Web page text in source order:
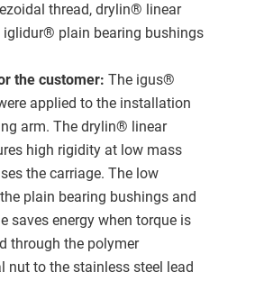
thread, drylin® linear
iglidur® plain bearing bushings
the customer: The igus®
applied to the installation
arm. The drylin® linear
high rigidity at low mass
the carriage. The low
plain bearing bushings and
saves energy when torque is
through the polymer
nut to the stainless steel lead